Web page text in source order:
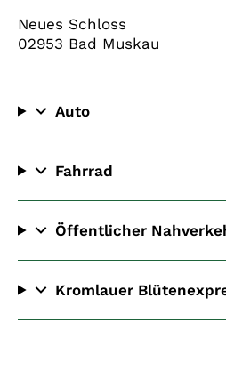
Neues Schloss
02953 Bad Muskau
Auto
aus Richtung Berlin und
A4 über die B 156
aus Richtung Görlitz
Fahrrad
Öffentlicher
Kromlauer